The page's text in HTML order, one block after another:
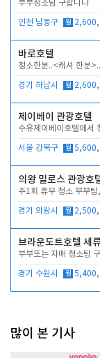
부부청소팀 구합니다
인천 남동구 월
바로호텔
청소한분..<캐셔 한분
경기 하남시 월
제이베이 관광호텔
수유제이베이호텔에서
서울 강북구 월
의왕 밀로스 관광호
주1회 휴무 청소 부부
경기 의왕시 월
브라운도트호텔 세
부부또는 자매 청소팀
경기 수원시 월
많이 본 기사